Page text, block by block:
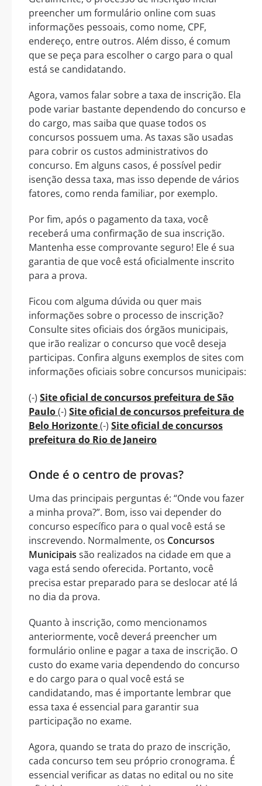
preencher um formulário online com suas
informações pessoais, como nome, CPF,
endereço, entre outros. Além disso, é comum
que se peça para escolher o cargo para o qual
está se candidatando.
Agora, vamos falar sobre a taxa de inscrição. Ela
pode variar bastante dependendo do concurso e
do cargo, mas saiba que quase todos os
concursos possuem uma. As taxas são usadas
para cobrir os custos administrativos do
concurso. Em alguns casos, é possível pedir
isenção dessa taxa, mas isso depende de vários
fatores, como renda familiar, por exemplo.
Por fim, após o pagamento da taxa, você
receberá uma confirmação de sua inscrição.
Mantenha esse comprovante seguro! Ele é sua
garantia de que você está oficialmente inscrito
para a prova.
Ficou com alguma dúvida ou quer mais
informações sobre o processo de inscrição?
Consulte sites oficiais dos órgãos municipais,
que irão realizar o concurso que você deseja
participas. Confira alguns exemplos de sites com
informações oficiais sobre concursos municipais:
(-) Site oficial de concursos prefeitura de São
Paulo(-) Site oficial de concursos prefeitura de
Belo Horizonte(-) Site oficial de concursos
prefeitura do Rio de Janeiro
Onde é o centro de provas?
Uma das principais perguntas é: “Onde vou fazer
a minha prova?”. Bom, isso vai depender do
concurso específico para o qual você está se
inscrevendo. Normalmente, os Concursos
Municipais são realizados na cidade em que a
vaga está sendo oferecida. Portanto, você
precisa estar preparado para se deslocar até lá
no dia da prova.
Quanto à inscrição, como mencionamos
anteriormente, você deverá preencher um
formulário online e pagar a taxa de inscrição. O
custo do exame varia dependendo do concurso
e do cargo para o qual você está se
candidatando, mas é importante lembrar que
essa taxa é essencial para garantir sua
participação no exame.
Agora, quando se trata do prazo de inscrição,
cada concurso tem seu próprio cronograma. É
essencial verificar as datas no edital ou no site